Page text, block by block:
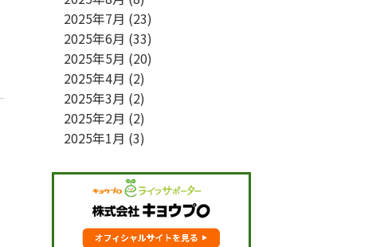
2025年7月 (23)
2025年6月 (33)
2025年5月 (20)
2025年4月 (2)
2025年3月 (2)
2025年2月 (2)
2025年1月 (3)